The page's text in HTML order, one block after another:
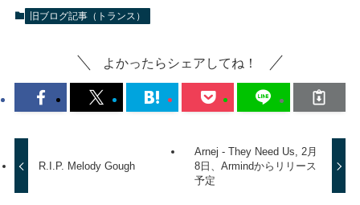
旧ブログ記事（トランス）
よかったらシェアしてね！
R.I.P. Melody Gough
Arnej - They Need Us, 2月
8日、Armindからリリース
予定